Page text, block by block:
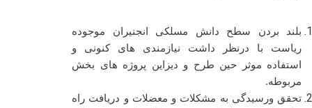
بلند بردن سطح دانش مسلکی انجنیران موجوده
ریاست با درنظر داشت نیازمندی های کنونی و
استفاده موثر حین طرح و دیزاین پروژه های بخش
مربوطه.
تحقق ورسیدگی به مشکلات و معضلات و دریافت راه